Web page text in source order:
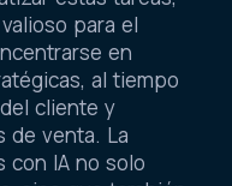
para el
en
al tiempo
cliente y
de venta. La
con IA no solo